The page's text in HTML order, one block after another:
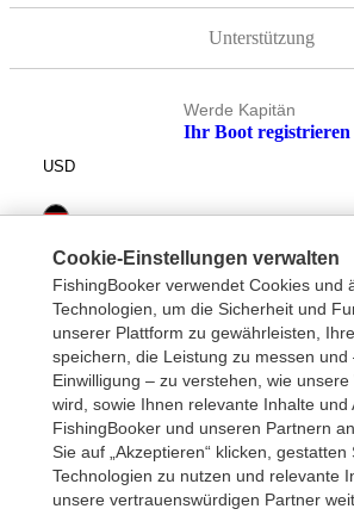
Unterstützung
Werde Kapitän
Ihr Boot registrieren
USD
Cookie-Einstellungen verwalten
FishingBooker verwendet Cookies und
Technologien, um die Sicherheit und
unserer Plattform zu gewährleisten,
speichern, die Leistung zu messen und
Einwilligung – zu verstehen, wie
wird, sowie Ihnen relevante Inhalte und
FishingBooker und unseren Partnern
Sie auf „Akzeptieren“ klicken,
Technologien zu nutzen und relevante
unsere vertrauenswürdigen Partner